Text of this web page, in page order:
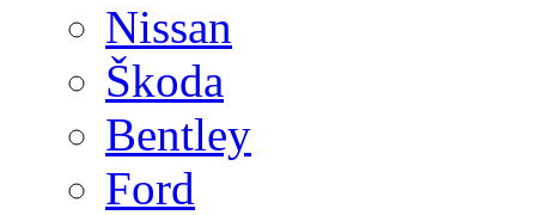
Nissan
Škoda
Bentley
Ford